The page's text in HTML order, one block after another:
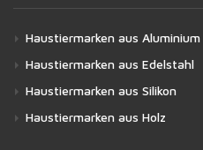
Haustiermarken aus Aluminium
Haustiermarken aus Edelstahl
Haustiermarken aus Silikon
Haustiermarken aus Holz